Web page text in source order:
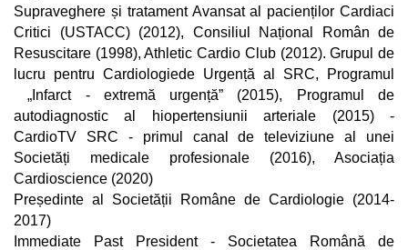
Supraveghere și tratament Avansat al pacienților Cardiaci
Critici (USTACC) (2012), Consiliul Național Român de
Resuscitare (1998), Athletic Cardio Club (2012). Grupul de
lucru pentru Cardiologiede Urgență al SRC, Programul
„Infarct - extremă urgență” (2015), Programul de
autodiagnostic al hiopertensiunii arteriale (2015) -
CardioTV SRC - primul canal de televiziune al unei
Societăți medicale profesionale (2016), Asociația
Cardioscience (2020)
Președinte al Societății Române de Cardiologie (2014-
2017)
Immediate Past President - Societatea Română de